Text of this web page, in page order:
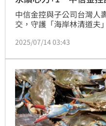
中信金控與子公司台灣人
交，守護「海岸林清道夫
2025/07/14 03:43